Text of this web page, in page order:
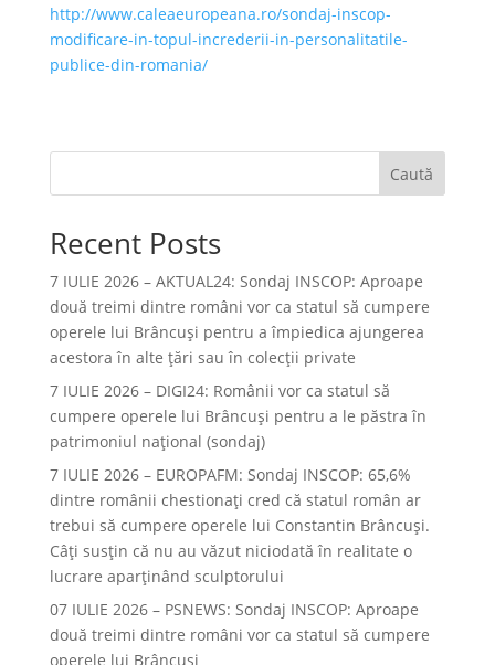
http://www.caleaeuropeana.ro/sondaj-inscop-
modificare-in-topul-increderii-in-personalitatile-
publice-din-romania/
Caută
Recent Posts
7 IULIE 2026 – AKTUAL24: Sondaj INSCOP: Aproape
două treimi dintre români vor ca statul să cumpere
operele lui Brâncuşi pentru a împiedica ajungerea
acestora în alte ţări sau în colecţii private
7 IULIE 2026 – DIGI24: Românii vor ca statul să
cumpere operele lui Brâncuși pentru a le păstra în
patrimoniul național (sondaj)
7 IULIE 2026 – EUROPAFM: Sondaj INSCOP: 65,6%
dintre românii chestionați cred că statul român ar
trebui să cumpere operele lui Constantin Brâncuși.
Câți susțin că nu au văzut niciodată în realitate o
lucrare aparținând sculptorului
07 IULIE 2026 – PSNEWS: Sondaj INSCOP: Aproape
două treimi dintre români vor ca statul să cumpere
operele lui Brâncuși